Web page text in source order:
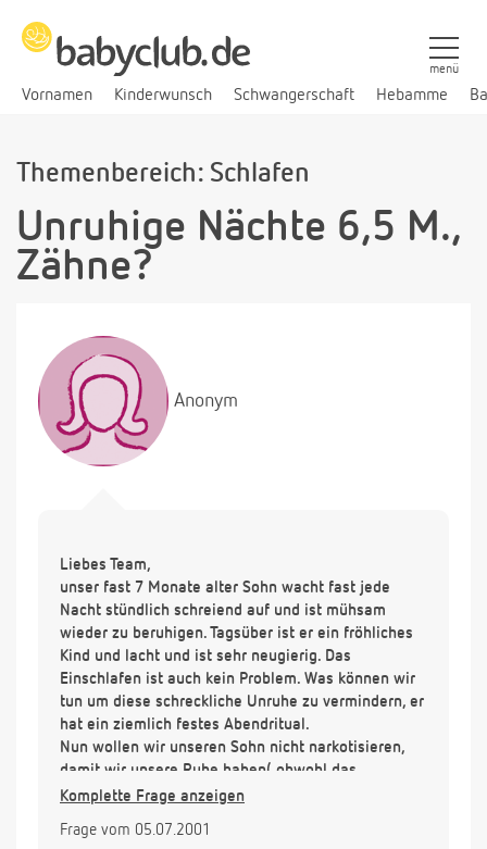
Vornamen Kinderwunsch Schwangerschaft Hebamme
menü
Themenbereich: Schlafen
Unruhige Nächte 6,5 M.,
Zähne?
Anonym
Liebes Team,
unser fast 7 Monate alter Sohn wacht fast jede
Nacht stündlich schreiend auf und ist mühsam
wieder zu beruhigen. Tagsüber ist er ein fröhliches
Kind und lacht und ist sehr neugierig. Das
Einschlafen ist auch kein Problem. Was können wir
tun um diese schreckliche Unruhe zu vermindern, er
hat ein ziemlich festes Abendritual.
Nun wollen wir unseren Sohn nicht narkotisieren,
damit wir unsere Ruhe haben( obwohl das
manchmal schön wäre, ganz ehrlich), aber gibt es
glauben nicht, daß es die Zähne sind, da müßte er
Komplette Frage anzeigen
Frage vom 05.07.2001